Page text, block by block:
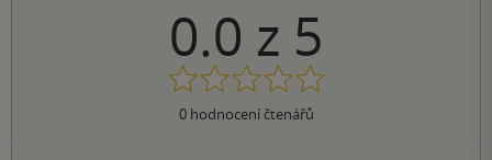
0.0 z 5
0hodnocení čtenářů